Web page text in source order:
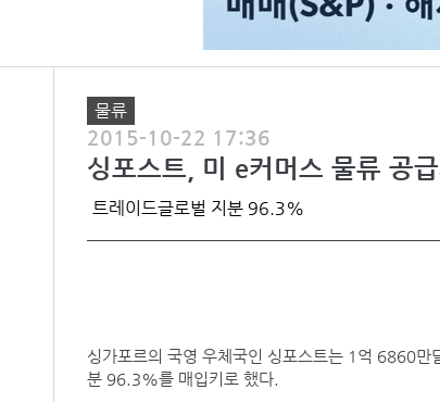
물류
2015-10-22 17:36
싱포스트, 미 e커머스 물류 공
트레이드글로벌 지분 96.3%
싱가포르의 국영 우체국인 싱포스트는 1억 6860만
분 96.3%를 매입키로 했다.